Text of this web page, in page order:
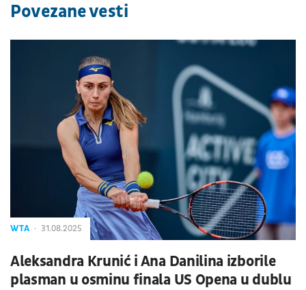
Povezane vesti
WTA 31.08.2025
Aleksandra Krunić i Ana Danilina izborile
plasman u osminu finala US Opena u dublu